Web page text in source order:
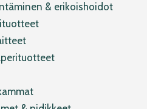
& erikoishoidot